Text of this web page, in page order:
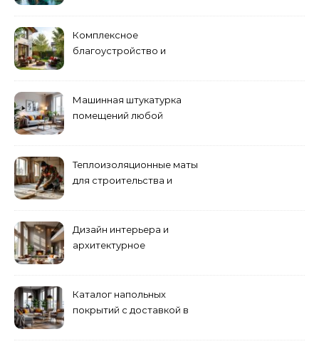
Комплексное
благоустройство и
Машинная штукатурка
помещений любой
Теплоизоляционные маты
для строительства и
Дизайн интерьера и
архитектурное
Каталог напольных
покрытий с доставкой в